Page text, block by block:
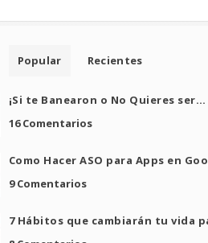
Popular Recientes
¡Si te Banearon o No Quieres ser…
16 Comentarios
Como Hacer ASO para Apps en
9 Comentarios
7 Hábitos que cambiarán tu vida